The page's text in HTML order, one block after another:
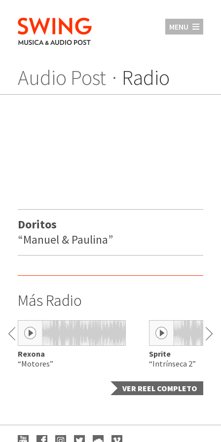
MENU
Audio Post Radio
Doritos
“Manuel & Paulina”
Más Radio
VER REEL COMPLETO
Rexona
“Motores”
Sprite
“Intrínseca 2”